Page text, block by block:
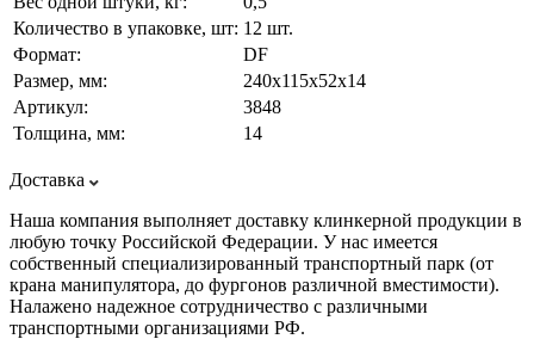
Количество в упаковке, шт: 12 шт.
Формат:
DF
Размер, мм:
240х115х52х14
Артикул:
3848
Толщина, мм:
14
Доставка
Наша компания выполняет доставку клинкерной продукции в
любую точку Российской Федерации. У нас имеется
собственный специализированный транспортный парк (от
крана манипулятора, до фургонов различной вместимости).
Налажено надежное сотрудничество с различными
транспортными организациями РФ.